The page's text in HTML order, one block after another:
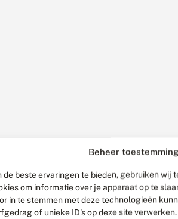
Beheer toestemming
de beste ervaringen te bieden, gebruiken wij
om informatie over je apparaat op te
in te stemmen met deze technologieën
of unieke ID's op deze site